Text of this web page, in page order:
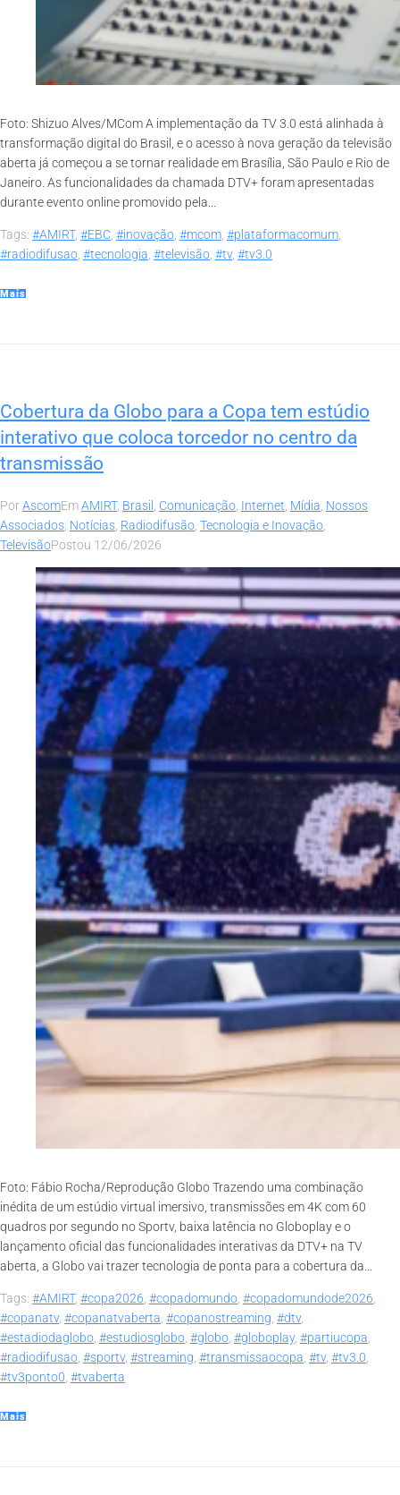
Foto: Shizuo Alves/MCom A implementação da TV 3.0 está alinhada à
transformação digital do Brasil, e o acesso à nova geração da televisão
aberta já começou a se tornar realidade em Brasília, São Paulo e Rio de
Janeiro. As funcionalidades da chamada DTV+ foram apresentadas
durante evento online promovido pela...
Tags: #AMIRT, #EBC, #inovação, #mcom, #plataformacomum,
#radiodifusao, #tecnologia, #televisão, #tv, #tv3.0
Mais
Cobertura da Globo para a Copa tem estúdio
interativo que coloca torcedor no centro da
transmissão
PorAscomEmAMIRT, Brasil , Comunicação, Internet, Mídia, Nossos
Associados, Notícias, Radiodifusão, Tecnologia e Inovação,
TelevisãoPostou 12/06/2026
Foto: Fábio Rocha/Reprodução Globo Trazendo uma combinação
inédita de um estúdio virtual imersivo, transmissões em 4K com 60
quadros por segundo no Sportv, baixa latência no Globoplay e o
lançamento oficial das funcionalidades interativas da DTV+ na TV
aberta, a Globo vai trazer tecnologia de ponta para a cobertura da...
Tags: #AMIRT, #copa2026, #copadomundo, #copadomundode2026,
#copanatv, #copanatvaberta, #copanostreaming, #dtv,
#estadiodaglobo, #estudiosglobo, #globo, #globoplay, #partiucopa,
#radiodifusao, #sportv, #streaming, #transmissaocopa, #tv, #tv3.0,
#tv3ponto0, #tvaberta
Mais